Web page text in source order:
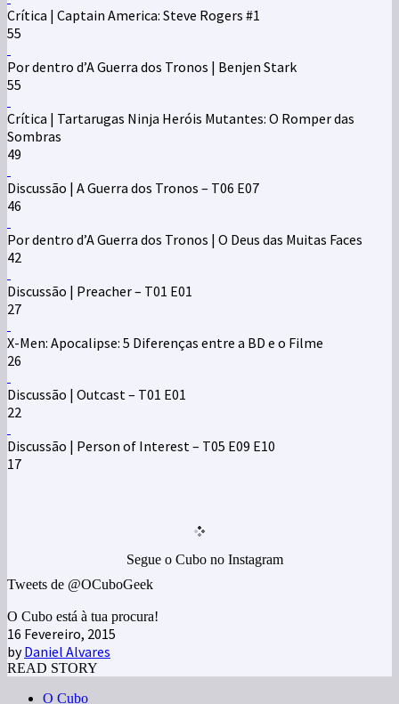
Crítica | Captain America: Steve Rogers #1
55
Por dentro d’A Guerra dos Tronos | Benjen Stark
55
Crítica | Tartarugas Ninja Heróis Mutantes: O Romper das
Sombras
49
Discussão | A Guerra dos Tronos – T06 E07
46
Por dentro d’A Guerra dos Tronos | O Deus das Muitas Faces
42
Discussão | Preacher – T01 E01
27
X-Men: Apocalipse: 5 Diferenças entre a BD e o Filme
26
Discussão | Outcast – T01 E01
22
Discussão | Person of Interest – T05 E09 E10
17
Segue o Cubo no Instagram
Tweets de @OCuboGeek
O Cubo está à tua procura!
16 Fevereiro, 2015
byDaniel Alvares
READ STORY
O Cubo